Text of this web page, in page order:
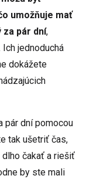
umožňuje mať
za pár dní,
jednoduchá
dokážete
pár dní pomocou
tak ušetriť čas,
dlho čakať a riešiť
by ste mali